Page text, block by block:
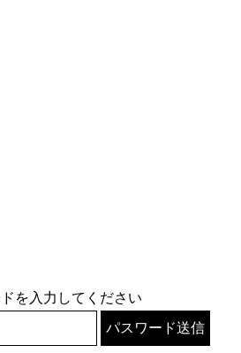
を入力してください